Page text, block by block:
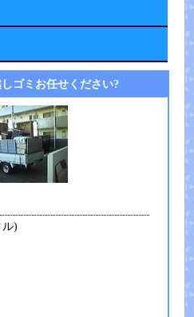
ゴミお任せください?
クル)